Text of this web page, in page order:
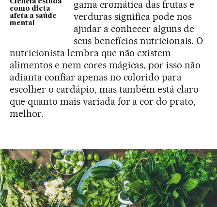
Ciência estuda
como dieta
afeta a saúde
mental
gama cromática das frutas e
verduras significa pode nos
ajudar a conhecer alguns de
seus benefícios nutricionais. O
nutricionista lembra que não existem
alimentos e nem cores mágicas, por isso não
adianta confiar apenas no colorido para
escolher o cardápio, mas também está claro
que quanto mais variada for a cor do prato,
melhor.